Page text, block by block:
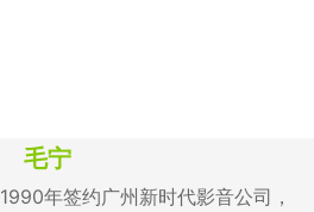
毛宁
1990年签约广州新时代影音公司，